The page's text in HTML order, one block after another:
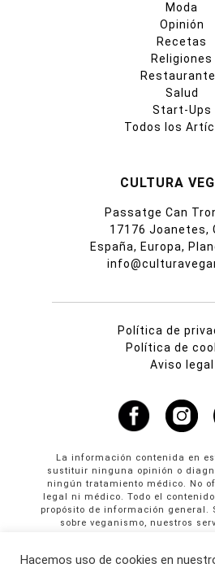
Moda
Opinión
Recetas
Religiones
Salud
Start-Ups
Todos los
CULTURA
Passatge Can
17176 Joanetes,
España, Europa,
Política de
Política de
Aviso legal
La información contenida en
sustituir ninguna opinión o
ningún tratamiento médico. No
legal ni médico. Todo el
propósito de información general.
sobre veganismo, nuestros
Hacemos uso de cookies en